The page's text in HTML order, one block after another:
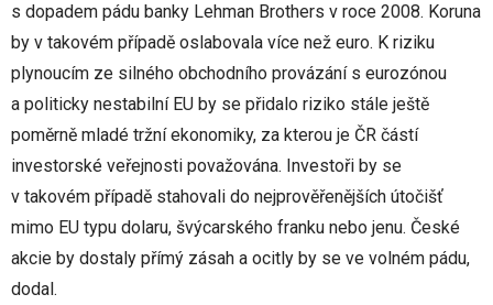
s dopadem pádu banky Lehman Brothers v roce 2008. Koruna
by v takovém případě oslabovala více než euro. K riziku
plynoucím ze silného obchodního provázání s eurozónou
a politicky nestabilní EU by se přidalo riziko stále ještě
poměrně mladé tržní ekonomiky, za kterou je ČR částí
investorské veřejnosti považována. Investoři by se
v takovém případě stahovali do nejprověřenějších útočišť
mimo EU typu dolaru, švýcarského franku nebo jenu. České
akcie by dostaly přímý zásah a ocitly by se ve volném pádu,
dodal.